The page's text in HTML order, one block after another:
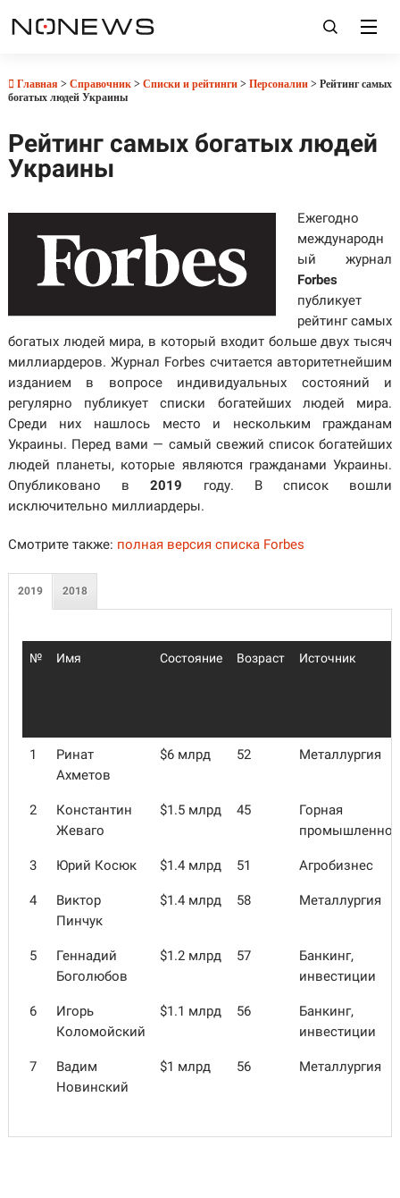
Главная > Справочник> Списки и рейтинги> Персоналии> Рейтинг самых
богатых людей Украины
Рейтинг самых богатых людей
Украины
Ежегодно
международн
ый журнал
Forbes
публикует
рейтинг самых
богатых людей мира, в который входит больше двух тысяч
миллиардеров. Журнал Forbes считается авторитетнейшим
изданием в вопросе индивидуальных состояний и
регулярно публикует списки богатейших людей мира.
Среди них нашлось место и нескольким гражданам
Украины. Перед вами — самый свежий список богатейших
людей планеты, которые являются гражданами Украины.
Опубликовано в2019 году. В список вошли
исключительно миллиардеры.
Смотрите также: полная версия списка Forbes
2019 2018
№ Имя Состояние Возраст Источник
1
Ринат
Ахметов
$6 млрд 52 Металлургия
2
Константин
Жеваго
$1.5 млрд 45
Горная
3 Юрий Косюк $1.4 млрд 51 Агробизнес
4
Виктор
Пинчук
$1.4 млрд 58 Металлургия
5
Геннадий
Боголюбов
$1.2 млрд 57
Банкинг,
инвестиции
6
Игорь
Коломойский
$1.1 млрд 56
Банкинг,
инвестиции
7
Вадим
Новинский
$1 млрд 56 Металлургия